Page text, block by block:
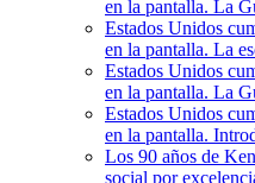
en la pantalla. La
Estados Unidos
en la pantalla. La
Estados Unidos
en la pantalla. La
Estados Unidos
en la pantalla.
Los 90 años de
social por